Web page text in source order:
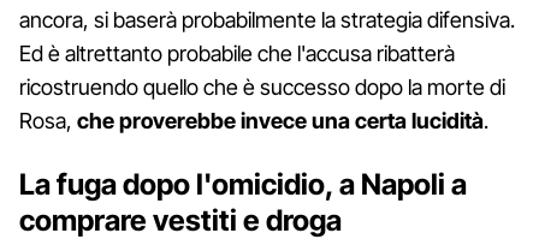
ancora, si baserà probabilmente la strategia difensiva.
Ed è altrettanto probabile che l'accusa ribatterà
ricostruendo quello che è successo dopo la morte di
Rosa, che proverebbe invece una certa lucidità.
La fuga dopo l'omicidio, a Napoli a
comprare vestiti e droga